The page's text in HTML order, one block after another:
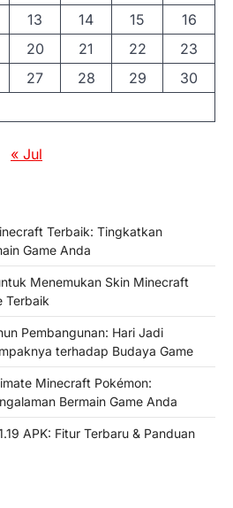
13 14 15
16
20 21 22
23
27 28 29
30
« Jul
Terbaik: Tingkatkan
Game Anda
Menemukan Skin Minecraft
Terbaik
Pembangunan: Hari Jadi
terhadap Budaya Game
Minecraft Pokémon:
Bermain Game Anda
APK: Fitur Terbaru & Panduan